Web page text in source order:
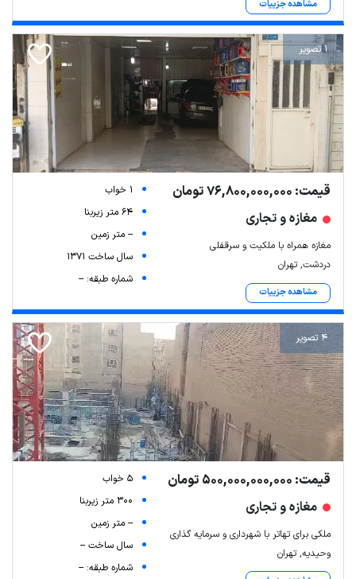
مشاهده جزییات
1 تصویر
قیمت: 76,800,000,000 تومان
مغازه و تجاری
مغازه همراه با ملکیت و سرقفلی
دردشت, تهران
مشاهده جزییات
1 خواب
64 متر زیربنا
-- متر زمین
سال ساخت 1371
شماره طبقه: --
4 تصویر
قیمت: 500,000,000,000 تومان
مغازه و تجاری
ملکی برای تهاتر با شهرداری و سرمایه گذاری
وحیدیه, تهران
5 خواب
300 متر زیربنا
-- متر زمین
سال ساخت --
شماره طبقه: --